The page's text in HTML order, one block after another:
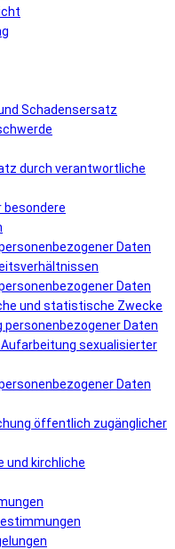
Schadensersatz
durch verantwortliche
besondere
Daten
Daten
und statistische Zwecke
personenbezogener Daten
sexualisierter
Daten
öffentlich zugänglicher
und kirchliche